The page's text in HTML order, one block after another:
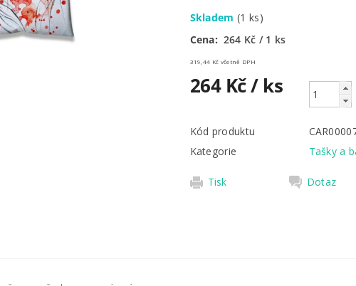
Skladem(1 ks)
Cena: 264 Kč / 1 ks
319,44 Kč včetně DPH
264 Kč/ ks
Kód produktu
Kategorie
Tašky a
Tisk Dotaz